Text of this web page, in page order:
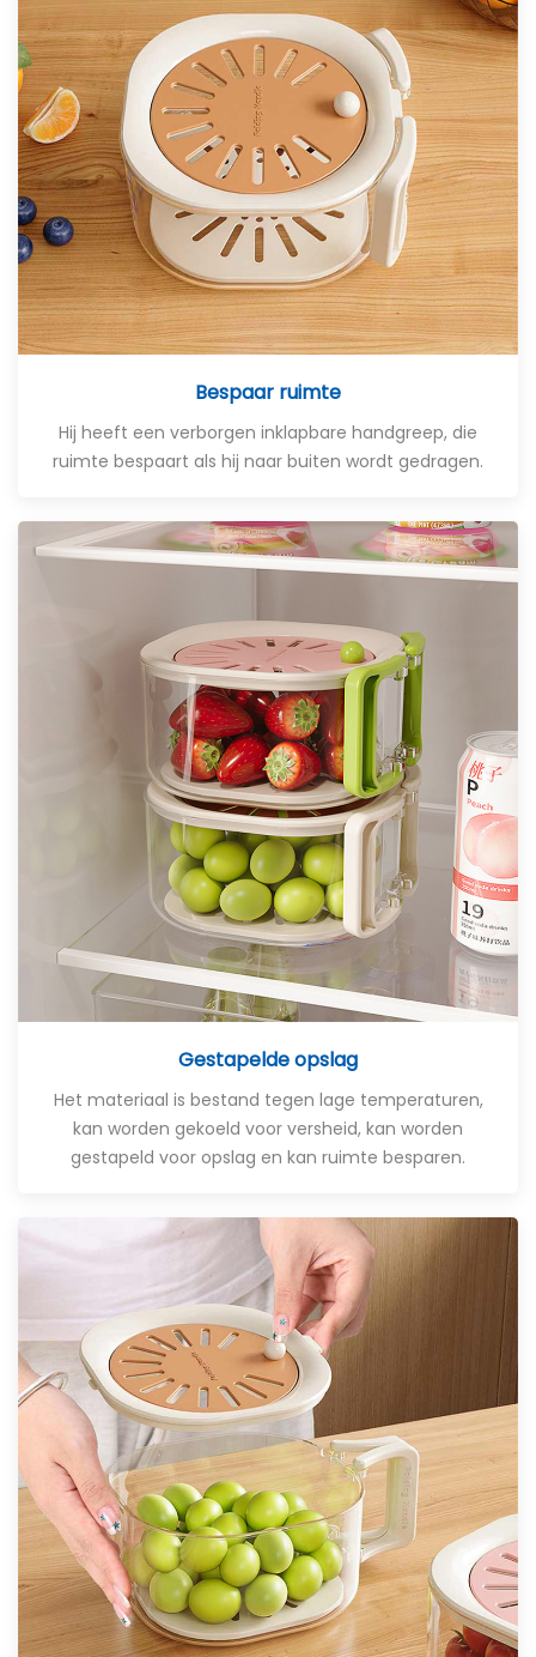
Bespaar ruimte
Hij heeft een verborgen inklapbare handgreep, die
ruimte bespaart als hij naar buiten wordt gedragen.
Gestapelde opslag
Het materiaal is bestand tegen lage temperaturen,
kan worden gekoeld voor versheid, kan worden
gestapeld voor opslag en kan ruimte besparen.